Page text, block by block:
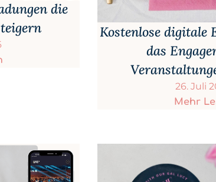
die
Kostenlose digitale
das
26. Juli
Mehr